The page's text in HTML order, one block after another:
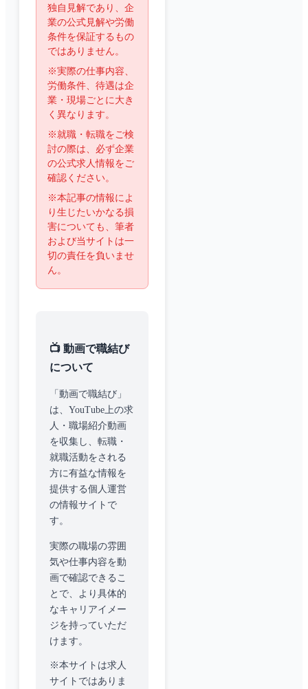
独自見解であり、企
業の公式見解や労働
条件を保証するもの
ではありません。
※実際の仕事内容、
労働条件、待遇は企
業・現場ごとに大き
く異なります。
※就職・転職をご検
討の際は、必ず企業
の公式求人情報をご
確認ください。
※本記事の情報によ
り生じたいかなる損
害についても、筆者
および当サイトは一
切の責任を負いませ
ん。
📺 動画で職結び
について
「動画で職結び」
は、YouTube上の求
人・職場紹介動画
を収集し、転職・
就職活動をされる
方に有益な情報を
提供する個人運営
の情報サイトで
す。
実際の職場の雰囲
気や仕事内容を動
画で確認できるこ
とで、より具体的
なキャリアイメー
ジを持っていただ
けます。
※本サイトは求人
サイトではありま